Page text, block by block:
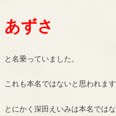
あずさ
と名乗っていました。
これも本名ではないと思われます
とにかく深田えいみは本名ではな